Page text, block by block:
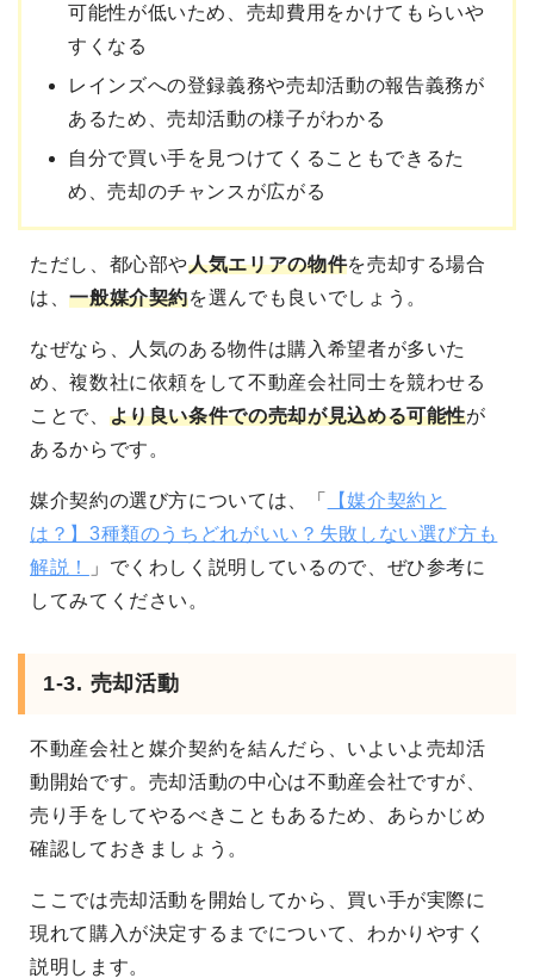
可能性が低いため、売却費用をかけてもらいや
すくなる
レインズへの登録義務や売却活動の報告義務が
あるため、売却活動の様子がわかる
自分で買い手を見つけてくることもできるた
め、売却のチャンスが広がる
ただし、 都心部や人気エリアの物件を売却する場合
は、一般媒介契約を選んでも良いでしょう。
なぜなら、
人気のある物件は購入希望者が多いた
め、複数社に依頼をして不動産会社同士を競わせる
ことで、 より良い条件での売却が見込める可能性が
あるからです。
媒介契約の選び方については、「
【媒介契約と
は？】3種類のうちどれがいい？失敗しない選び方も
解説！
」でくわしく説明しているので、ぜひ参考に
してみてください。
1-3. 売却活動
不動産会社と媒介契約を結んだら、いよいよ売却活
動開始です。売却活動の中心は不動産会社ですが、
売り手をしてやるべきこともあるため、あらかじめ
確認しておきましょう。
ここでは売却活動を開始してから、買い手が実際に
現れて購入が決定するまでについて、わかりやすく
説明します。